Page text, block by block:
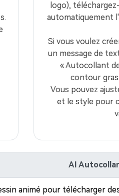
logo),
automatiquement
Si vous voulez
un message de
« Autocollant
contour
Vous pouvez
et le style pour
AI
animé pour télécharger